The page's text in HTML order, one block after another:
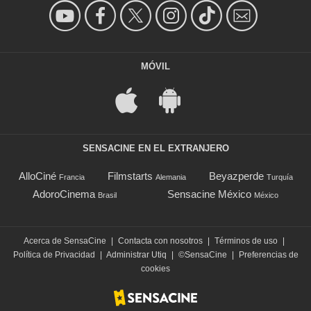
MÓVIL
SENSACINE EN EL EXTRANJERO
AlloCiné Francia Filmstarts Alemania Beyazperde Turquía
AdoroCinema Brasil Sensacine México México
Acerca de SensaCine Contacta con nosotros Términos de uso
Política de Privacidad
Administrar Utiq ©SensaCine
Preferencias de
cookies